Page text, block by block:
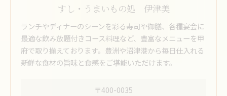
すし・うまいもの処 伊津美
ランチやディナーのシーンを彩る寿司や御膳、各種宴会に
最適な飲み放題付きコース料理など、豊富なメニューを甲
府で取り揃えております。豊洲や沼津港から毎日仕入れる
新鮮な食材の旨味と食感をご堪能いただけます。
〒400-0035